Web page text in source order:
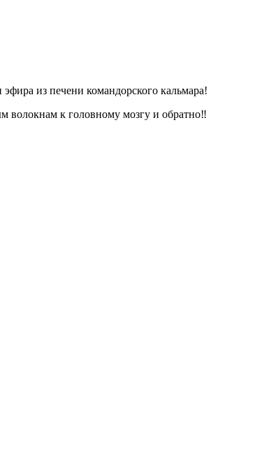
из печени командорского кальмара!
волокнам к головному мозгу и обратно‼️